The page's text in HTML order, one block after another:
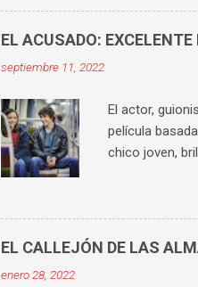
apetecía
señora
EL ACUSADO:
septiembre 11, 2022
El actor,
película
chico joven,
violación por
no puede
La historia
EL CALLEJÓN DE LAS
enero 28, 2022